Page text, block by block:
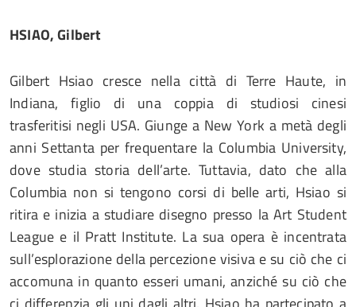
HSIAO, Gilbert
Gilbert Hsiao cresce nella città di Terre Haute, in
Indiana, figlio di una coppia di studiosi cinesi
trasferitisi negli USA. Giunge a New York a metà degli
anni Settanta per frequentare la Columbia University,
dove studia storia dell’arte. Tuttavia, dato che alla
Columbia non si tengono corsi di belle arti, Hsiao si
ritira e inizia a studiare disegno presso la Art Student
League e il Pratt Institute. La sua opera è incentrata
sull’esplorazione della percezione visiva e su ciò che ci
accomuna in quanto esseri umani, anziché su ciò che